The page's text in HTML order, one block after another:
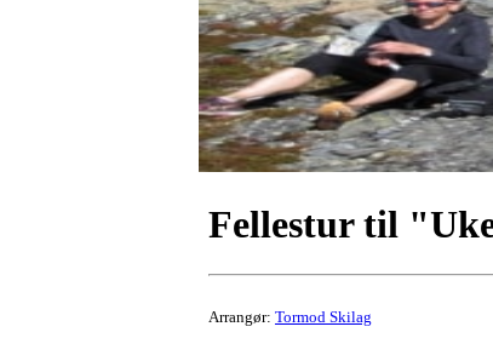
Fellestur til
Arrangør: Tormod Skilag